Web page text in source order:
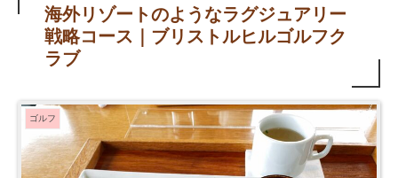
海外リゾートのようなラグジュアリー
戦略コース｜ブリストルヒルゴルフク
ラブ
ゴルフ